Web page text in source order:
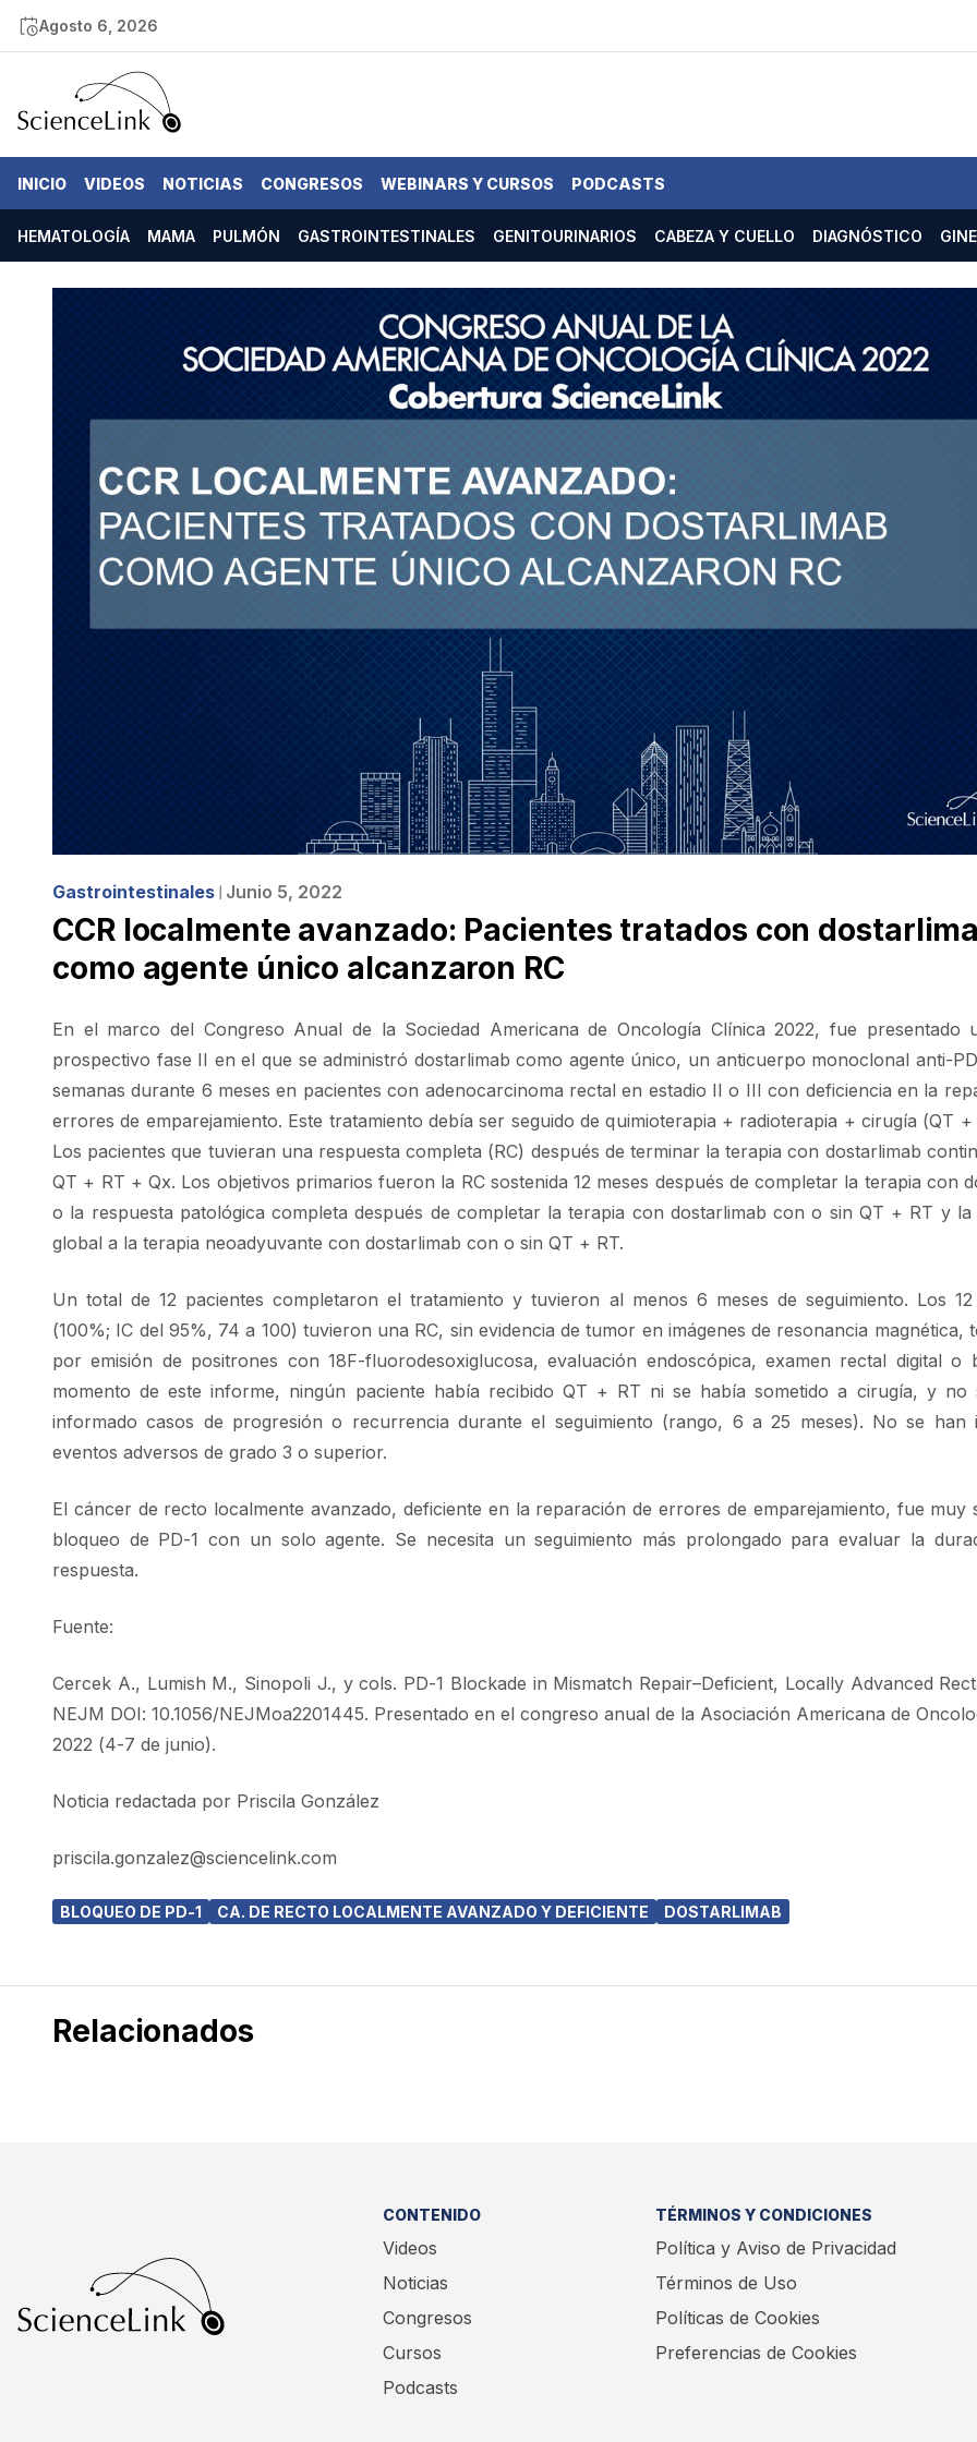
Agosto 6, 2026
INICIO VIDEOS NOTICIAS CONGRESOS WEBINARS Y CURSOS PODCASTS
HEMATOLOGÍA MAMA PULMÓN GASTROINTESTINALES GENITOURINARIOS CABEZA Y CUELLO DIAGNÓSTICO
Gastrointestinales ❘ Junio 5, 2022
CCR localmente avanzado: Pacientes tratados con
como agente único alcanzaron RC
En el marco del Congreso Anual de la Sociedad Americana de Oncología Clínica 2022, fue presentado
prospectivo fase II en el que se administró dostarlimab como agente único, un anticuerpo monoclonal anti-
semanas durante 6 meses en pacientes con adenocarcinoma rectal en estadio II o III con deficiencia en la
errores de emparejamiento. Este tratamiento debía ser seguido de quimioterapia + radioterapia + cirugía (QT
Los pacientes que tuvieran una respuesta completa (RC) después de terminar la terapia con dostarlimab
QT + RT + Qx. Los objetivos primarios fueron la RC sostenida 12 meses después de completar la terapia con
o la respuesta patológica completa después de completar la terapia con dostarlimab con o sin QT + RT y la
global a la terapia neoadyuvante con dostarlimab con o sin QT + RT.
Un total de 12 pacientes completaron el tratamiento y tuvieron al menos 6 meses de seguimiento. Los 12
(100%; IC del 95%, 74 a 100) tuvieron una RC, sin evidencia de tumor en imágenes de resonancia magnética,
por emisión de positrones con 18F-fluorodesoxiglucosa, evaluación endoscópica, examen rectal digital o
momento de este informe, ningún paciente había recibido QT + RT ni se había sometido a cirugía, y no
informado casos de progresión o recurrencia durante el seguimiento (rango, 6 a 25 meses). No se han
eventos adversos de grado 3 o superior.
El cáncer de recto localmente avanzado, deficiente en la reparación de errores de emparejamiento, fue muy
bloqueo de PD-1 con un solo agente. Se necesita un seguimiento más prolongado para evaluar la
respuesta.
Fuente:
Cercek A., Lumish M., Sinopoli J., y cols. PD-1 Blockade in Mismatch Repair–Deficient, Locally Advanced
NEJM DOI: 10.1056/NEJMoa2201445. Presentado en el congreso anual de la Asociación Americana de
2022 (4-7 de junio).
Noticia redactada por Priscila González
priscila.gonzalez@sciencelink.com
BLOQUEO DE PD-1 CA. DE RECTO LOCALMENTE AVANZADO Y DEFICIENTE DOSTARLIMAB
Relacionados
CONTENIDO
Videos
Noticias
Congresos
Cursos
Podcasts
TÉRMINOS Y CONDICIONES
Política y Aviso de Privacidad
Términos de Uso
Políticas de Cookies
Preferencias de Cookies